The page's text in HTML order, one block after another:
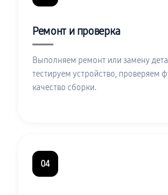
Ремонт и проверка
Выполняем ремонт или замену
тестируем устройство, проверяем
качество сборки.
04